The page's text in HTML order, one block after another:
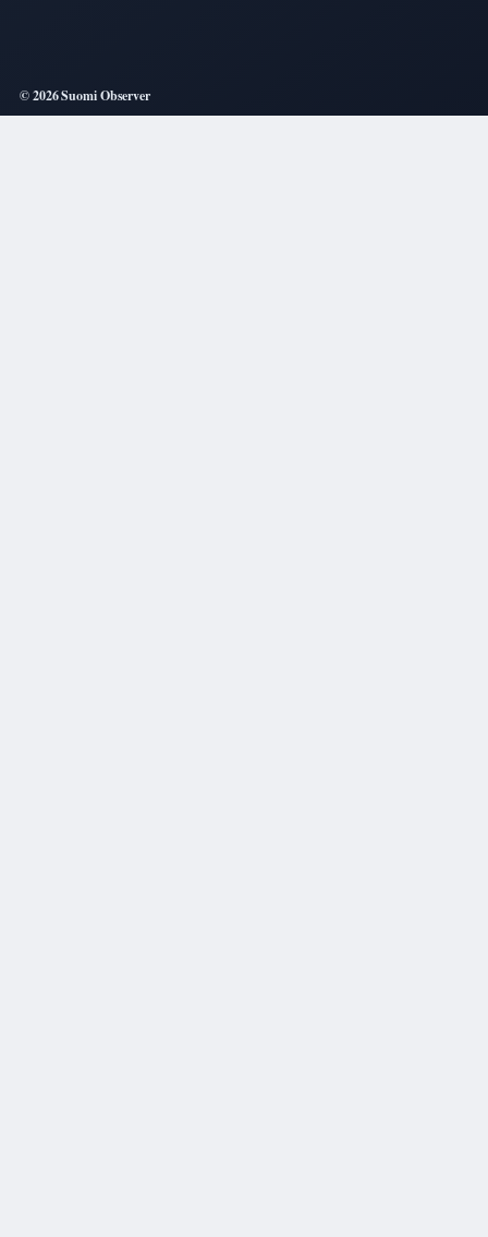
© 2026 Suomi Observer